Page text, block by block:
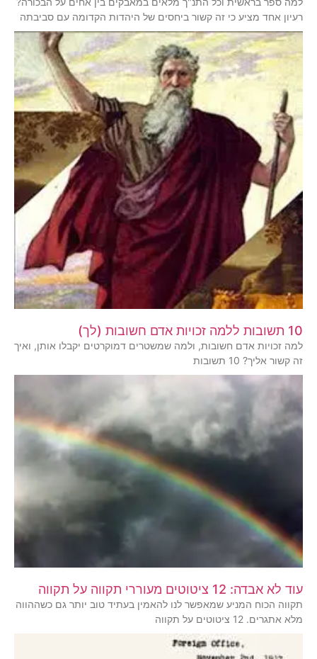
רעיון אחד מציע כי זה קשור ביחסים של היהדות הקדומה עם סביבתה
10 תשובות ללמה זכויות אדם חשובות (לך)
למה זכויות אדם חשובות, ולמה שמשטרים דמוקרטים יקבלו אותן, ואיך
זה קשור אליך? 10 תשובות
עוד לא אבדה: 12 ציטוטים מעוררי תקווה על תקווה
תקווה הכוח המניע שמאפשר לנו להאמין בעתיד טוב יותר גם כשההווה
מלא אתגרים. 12 ציטוטים על תקווה